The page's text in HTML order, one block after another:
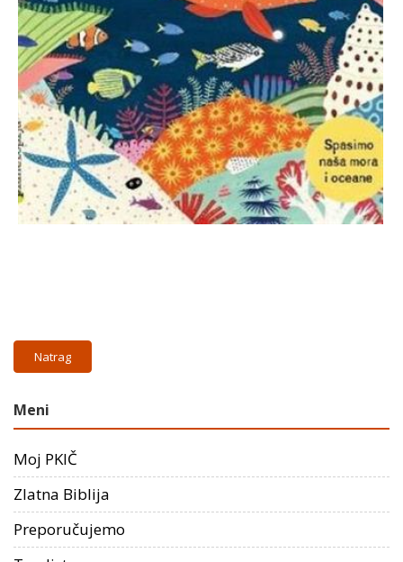
Natrag
Meni
Moj PKIČ
Zlatna Biblija
Preporučujemo